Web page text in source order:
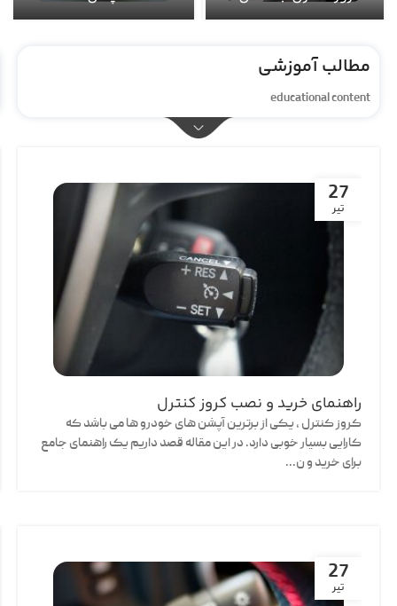
مطالب آموزشی
educational content
27
تیر
راهنمای خرید و نصب کروز کنترل
کروز کنترل ، یکی از برترین آپشن های خودرو ها می باشد که
کارایی بسیار خوبی دارد. در این مقاله قصد داریم یک راهنمای جامع
برای خرید و ن...
27
تیر